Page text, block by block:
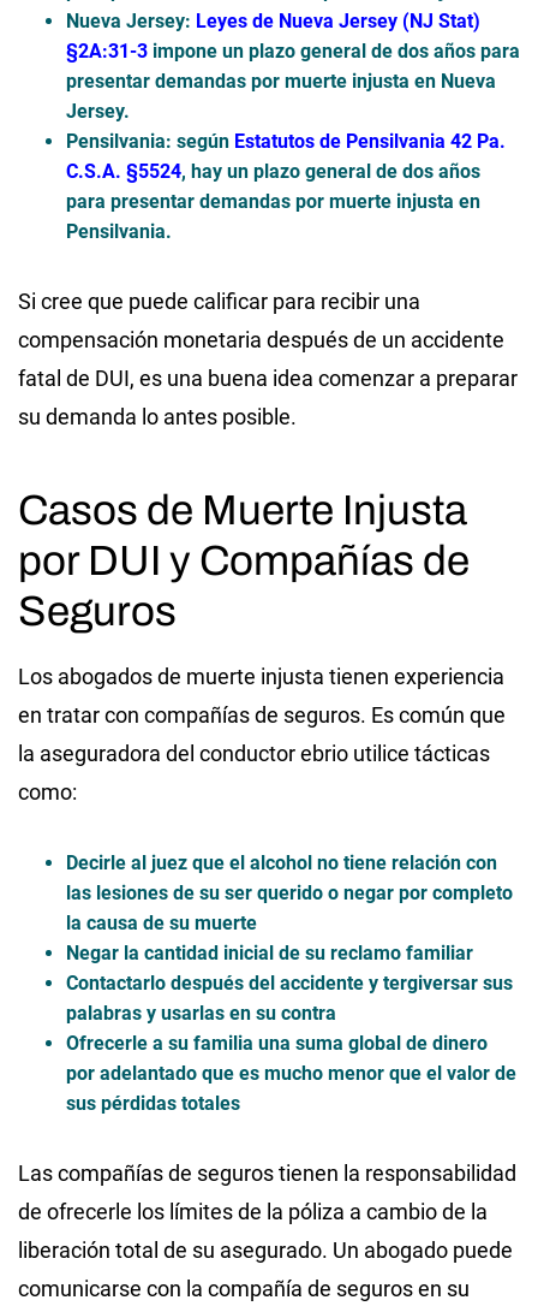
Nueva Jersey: Leyes de Nueva Jersey (NJ Stat)
§2A:31-3 impone un plazo general de dos años para
presentar demandas por muerte injusta en Nueva
Jersey.
Pensilvania: según Estatutos de Pensilvania 42 Pa.
C.S.A. §5524, hay un plazo general de dos años
para presentar demandas por muerte injusta en
Pensilvania.
Si cree que puede calificar para recibir una
compensación monetaria después de un accidente
fatal de DUI, es una buena idea comenzar a preparar
su demanda lo antes posible.
Casos de Muerte Injusta
por DUI y Compañías de
Seguros
Los abogados de muerte injusta tienen experiencia
en tratar con compañías de seguros. Es común que
la aseguradora del conductor ebrio utilice tácticas
como:
Decirle al juez que el alcohol no tiene relación con
las lesiones de su ser querido o negar por completo
la causa de su muerte
Negar la cantidad inicial de su reclamo familiar
Contactarlo después del accidente y tergiversar sus
palabras y usarlas en su contra
Ofrecerle a su familia una suma global de dinero
por adelantado que es mucho menor que el valor de
sus pérdidas totales
Las compañías de seguros tienen la responsabilidad
de ofrecerle los límites de la póliza a cambio de la
liberación total de su asegurado. Un abogado puede
comunicarse con la compañía de seguros en su